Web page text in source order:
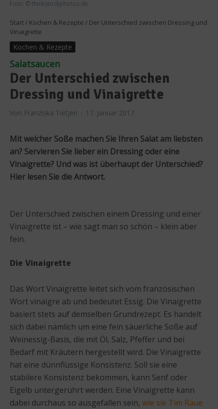
Foto: © thinkstockphotos.de
Start / Kochen & Rezepte / Der Unterschied zwischen Dressing und
Vinaigrette
Kochen & Rezepte
Salatsaucen
Der Unterschied zwischen
Dressing und Vinaigrette
Von Franziska Tietjen 17. Januar 2017
Mit welcher Soße machen Sie Ihren Salat am liebsten
an? Servieren Sie lieber ein Dressing oder eine
Vinaigrette? Und was ist überhaupt der Unterschied?
Hier lesen Sie die Antwort.
Der Unterschied zwischen einem Dressing und einer
Vinaigrette ist – wie sagt man so schön – klein aber
fein.
Die Vinaigrette
Das Wort Vinaigrette leitet sich vom französischen
Wort vinaigre ab und bedeutet Essig. Die Vinaigrette
basiert stets auf demselben Grundrezept. Es handelt
sich dabei nämlich um eine fein säuerliche Soße auf
Weinessig-Basis, die mit Öl, Salz, Pfeffer und bei
Bedarf mit Kräutern hergestellt wird. Die Vinaigrette
hat eine dünnflüssige Konsistenz. Soll sie eine
stabilere Konsistenz bekommen, kann Senf oder
Eigelb untergerührt werden. Eine Vinaigrette kann
dabei durchaus so ausgefallen sein, wie sie Tim Raue